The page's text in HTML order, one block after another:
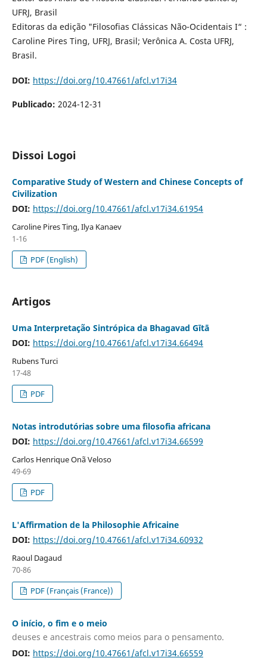
UFRJ, Brasil
Editoras da edição "Filosofias Clássicas Não-Ocidentais I“ :
Caroline Pires Ting, UFRJ, Brasil; Verônica A. Costa UFRJ,
Brasil.
DOI: https://doi.org/10.47661/afcl.v17i34
Publicado: 2024-12-31
Dissoi Logoi
Comparative Study of Western and Chinese Concepts of
Civilization
DOI: https://doi.org/10.47661/afcl.v17i34.61954
Caroline Pires Ting, Ilya Kanaev
1-16
PDF (English)
Artigos
Uma Interpretação Sintrópica da Bhagavad Gītā
DOI: https://doi.org/10.47661/afcl.v17i34.66494
Rubens Turci
17-48
PDF
Notas introdutórias sobre uma filosofia africana
DOI: https://doi.org/10.47661/afcl.v17i34.66599
Carlos Henrique Onã Veloso
49-69
PDF
L'Affirmation de la Philosophie Africaine
DOI: https://doi.org/10.47661/afcl.v17i34.60932
Raoul Dagaud
70-86
PDF (Français (France))
O início, o fim e o meio
deuses e ancestrais como meios para o pensamento.
DOI: https://doi.org/10.47661/afcl.v17i34.66559